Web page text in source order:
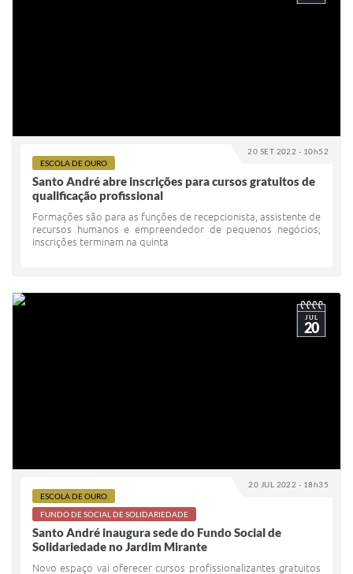
20 SET 2022 - 10h52
ESCOLA DE OURO
Santo André abre inscrições para cursos gratuitos de
qualificação profissional
Formações são para as funções de recepcionista, assistente de
recursos humanos e empreendedor de pequenos negócios;
inscrições terminam na quinta
20 JUL 2022 - 18h35
JUL
20
ESCOLA DE OURO
FUNDO DE SOCIAL DE SOLIDARIEDADE
Santo André inaugura sede do Fundo Social de
Solidariedade no Jardim Mirante
Novo espaço vai oferecer cursos profissionalizantes gratuitos